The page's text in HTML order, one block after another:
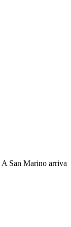
A San Marino arriva